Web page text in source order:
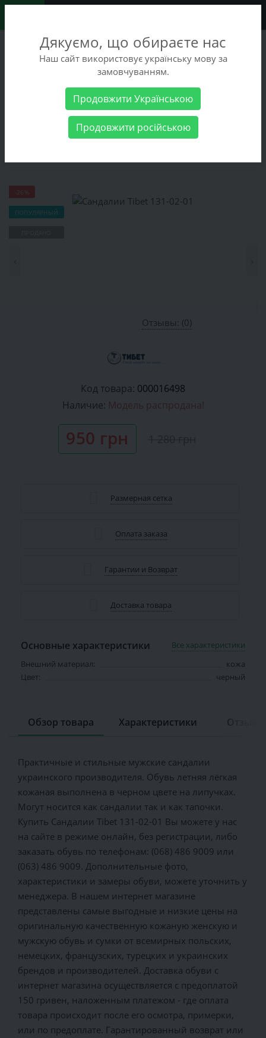
+38 (068) 486-90-09
+38 (093) 486-90-09
Мужские товары Мужская обувь
Летняя
Сандалии Tibet 131-02-01
-26%
ПОПУЛЯРНЫЙ
Отзывы: (0)
Код товара: 000016498
Наличие: Модель распродана!
950 грн
Размерная сетка
Оплата заказа
Гарантии и Возврат
Доставка товара
Основные характеристики
Все характеристики
Внешний материал:
кожа
Цвет:
черный
Обзор товара Характеристики
Практичные и стильные мужские сандалии
украинского производителя. Обувь летняя лёгкая
кожаная выполнена в черном цвете на липучках.
Могут носится как сандалии так и как тапочки.
Купить Сандалии Tibet 131-02-01 Вы можете у нас
на сайте в режиме онлайн, без регистрации, либо
заказать обувь по телефонам: (068) 486 9009 или
(063) 486 9009. Дополнительные фото,
характеристики и замеры обуви, можете уточнить у
менеджера. В нашем интернет магазине
представлены самые выгодные и низкие цены на
оригинальную качественную кожаную женскую и
мужскую обувь и сумки от всемирных польских,
немецких, французских, турецких и украинских
брендов и производителей. Доставка обуви с
интернет магазина осуществляется c предоплатой
150 гривен, наложенным платежом - где оплата
товара происходит после его осмотра, примерки,
или по предоплате. Гарантированный возврат или
Дякуємо, що обираєте нас
Наш сайт використовує українську мову за
замовчуванням.
Продовжити Українською
Продовжити російською